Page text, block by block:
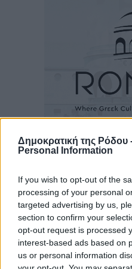
Δημοκρατική της Ρόδου
Personal Information
If you wish to opt-out of the
processing of your personal
targeted advertising by us,
section to confirm your
opt-out request is processed
interest-based ads based on
us or personal information
Ροή
Η Meridiam ξεκλειδώνει
θαλάσσια περιοχή Κάσου
Τοπικές Ειδήσεις• πριν 8 ώρες
Παρουσίαση βιβλίου του